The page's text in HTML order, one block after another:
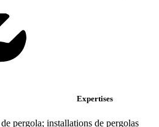
Expertises
pergola; installations de pergolas